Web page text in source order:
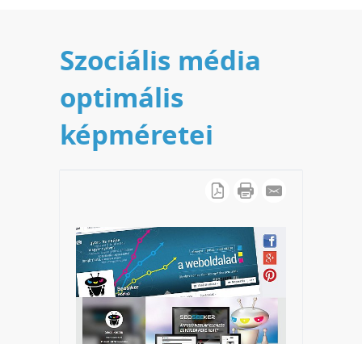
Szociális média
optimális
képméretei